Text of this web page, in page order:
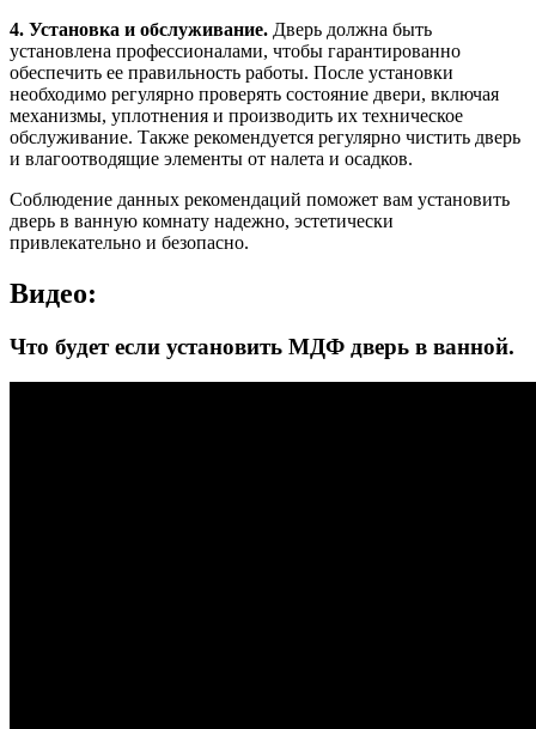
4. Установка и обслуживание. Дверь должна быть
установлена профессионалами, чтобы гарантированно
обеспечить ее правильность работы. После установки
необходимо регулярно проверять состояние двери, включая
механизмы, уплотнения и производить их техническое
обслуживание. Также рекомендуется регулярно чистить дверь
и влагоотводящие элементы от налета и осадков.
Соблюдение данных рекомендаций поможет вам установить
дверь в ванную комнату надежно, эстетически
привлекательно и безопасно.
Видео:
Что будет если установить МДФ дверь в ванной.